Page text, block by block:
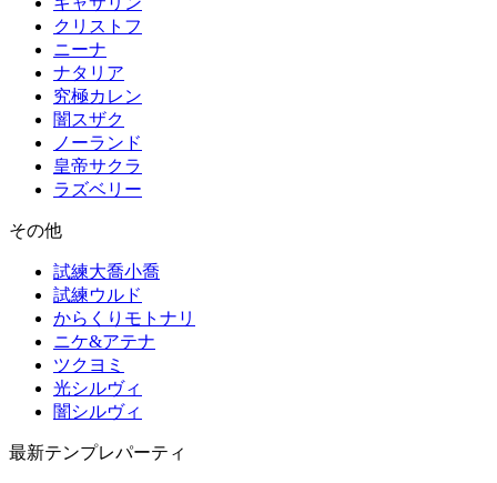
クリストフ
ニーナ
ナタリア
究極カレン
闇スザク
ノーランド
皇帝サクラ
ラズベリー
その他
試練大喬小喬
試練ウルド
からくりモトナリ
ニケ&アテナ
ツクヨミ
光シルヴィ
闇シルヴィ
最新テンプレパーティ